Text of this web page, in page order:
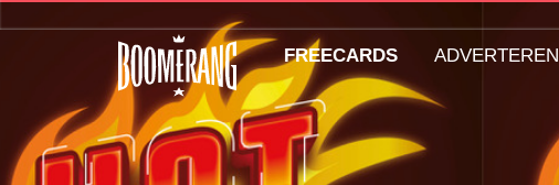
FREECARDS ADVERTEREN